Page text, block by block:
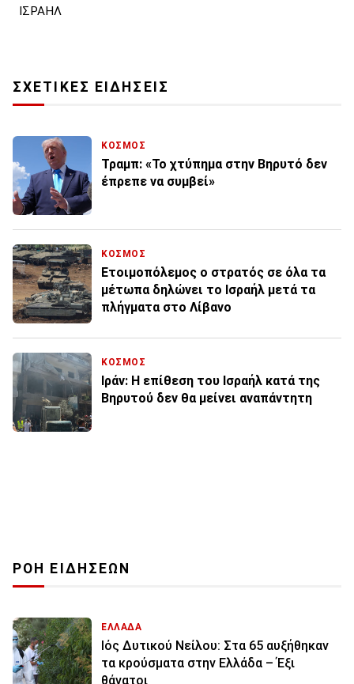
ΙΣΡΑΗΛ
ΣΧΕΤΙΚΕΣ ΕΙΔΗΣΕΙΣ
ΚΟΣΜΟΣ
Τραμπ: «Το χτύπημα στην Βηρυτό δεν
έπρεπε να συμβεί»
ΚΟΣΜΟΣ
Ετοιμοπόλεμος ο στρατός σε όλα τα
μέτωπα δηλώνει το Ισραήλ μετά τα
πλήγματα στο Λίβανο
ΚΟΣΜΟΣ
Ιράν: Η επίθεση του Ισραήλ κατά της
Βηρυτού δεν θα μείνει αναπάντητη
ΡΟΗ ΕΙΔΗΣΕΩΝ
ΕΛΛΑΔΑ
Ιός Δυτικού Νείλου: Στα 65 αυξήθηκαν
τα κρούσματα στην Ελλάδα – Έξι
θάνατοι